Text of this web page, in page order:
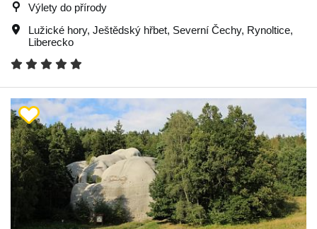
Výlety do přírody
Lužické hory, Ještědský hřbet, Severní Čechy, Rynoltice,
Liberecko